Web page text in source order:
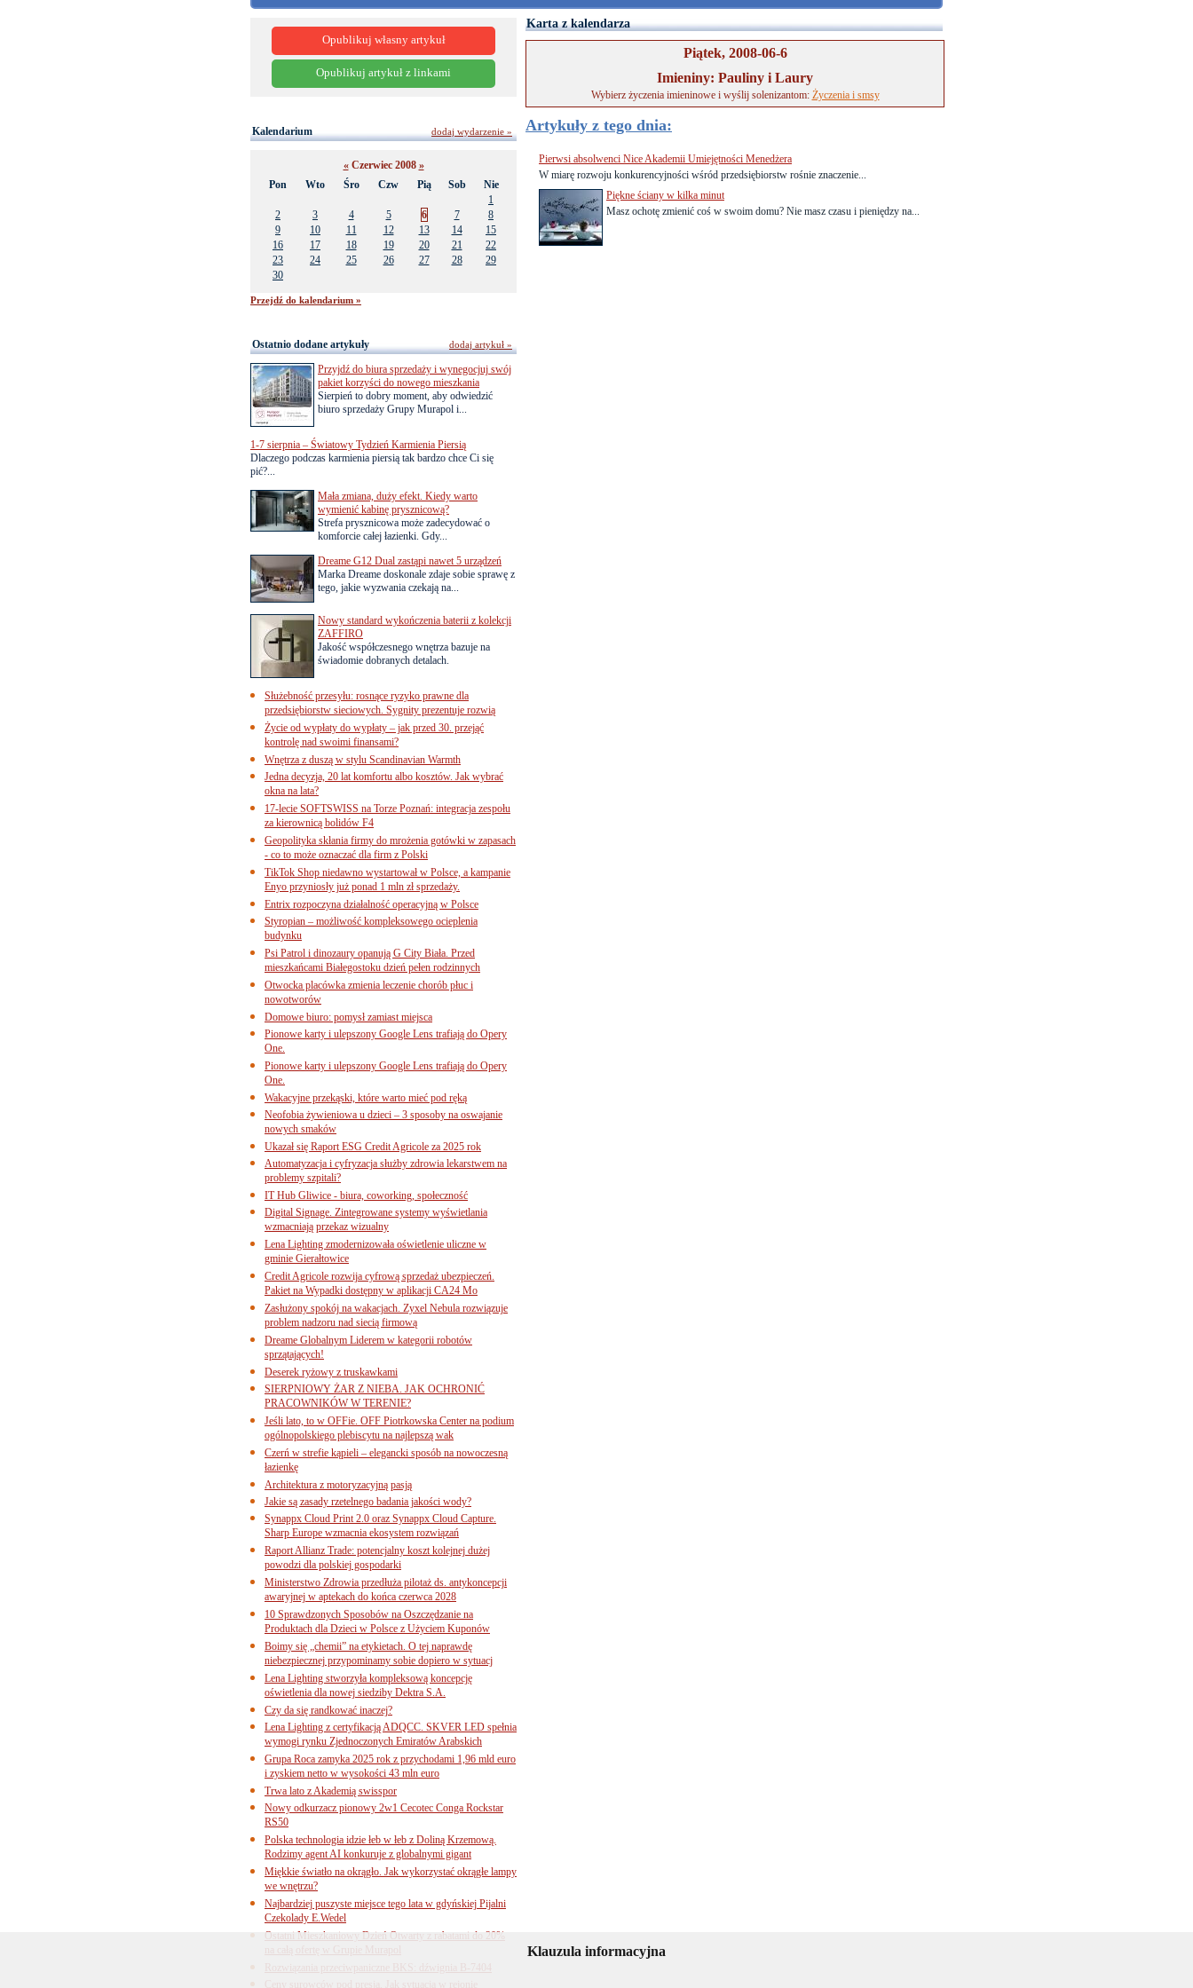
Karta z kalendarza
Piątek, 2008-06-6
Imieniny: Pauliny i Laury
Wybierz życzenia imieninowe i wyślij solenizantom: Życzenia i smsy
Artykuły z tego dnia:
Pierwsi absolwenci Nice Akademii Umiejętności Menedżera
W miarę rozwoju konkurencyjności wśród przedsiębiorstw rośnie znaczenie...
Piękne ściany w kilka minut
Masz ochotę zmienić coś w swoim domu? Nie masz czasu i pieniędzy na...
Opublikuj własny artykuł
Opublikuj artykuł z linkami
Kalendarium
«Czerwiec 2008 »
Pon
Wto Śro Czw Pią Sob
Nie
1
2
3 4 5 6 7
8
9
10 11 12 13 14
15
16
17 18 19 20 21
22
23
24 25 26 27 28
29
30
Przejdź do kalendarium »
dodaj wydarzenie »
Ostatnio dodane artykuły
Przyjdź do biura sprzedaży i wynegocjuj swój
pakiet korzyści do nowego mieszkania
Sierpień to dobry moment, aby odwiedzić
biuro sprzedaży Grupy Murapol i...
1-7 sierpnia – Światowy Tydzień Karmienia Piersią
Dlaczego podczas karmienia piersią tak bardzo chce Ci się
pić?...
Mała zmiana, duży efekt. Kiedy warto
wymienić kabinę prysznicową?
Strefa prysznicowa może zadecydować o
komforcie całej łazienki. Gdy...
Dreame G12 Dual zastąpi nawet 5 urządzeń
Marka Dreame doskonale zdaje sobie sprawę z
tego, jakie wyzwania czekają na...
Nowy standard wykończenia baterii z kolekcji
ZAFFIRO
Jakość współczesnego wnętrza bazuje na
świadomie dobranych detalach.
Służebność przesyłu: rosnące ryzyko prawne dla
przedsiębiorstw sieciowych. Sygnity prezentuje rozwią
Życie od wypłaty do wypłaty – jak przed 30. przejąć
kontrolę nad swoimi finansami?
Wnętrza z duszą w stylu Scandinavian Warmth
Jedna decyzja, 20 lat komfortu albo kosztów. Jak wybrać
okna na lata?
17-lecie SOFTSWISS na Torze Poznań: integracja zespołu
za kierownicą bolidów F4
Geopolityka skłania firmy do mrożenia gotówki w zapasach
- co to może oznaczać dla firm z Polski
TikTok Shop niedawno wystartował w Polsce, a kampanie
Enyo przyniosły już ponad 1 mln zł sprzedaży.
Entrix rozpoczyna działalność operacyjną w Polsce
Styropian – możliwość kompleksowego ocieplenia
budynku
Psi Patrol i dinozaury opanują G City Biała. Przed
mieszkańcami Białegostoku dzień pełen rodzinnych
Otwocka placówka zmienia leczenie chorób płuc i
nowotworów
Domowe biuro: pomysł zamiast miejsca
Pionowe karty i ulepszony Google Lens trafiają do Opery
One.
Pionowe karty i ulepszony Google Lens trafiają do Opery
One.
Wakacyjne przekąski, które warto mieć pod ręką
Neofobia żywieniowa u dzieci – 3 sposoby na oswajanie
nowych smaków
Ukazał się Raport ESG Credit Agricole za 2025 rok
Automatyzacja i cyfryzacja służby zdrowia lekarstwem na
problemy szpitali?
IT Hub Gliwice - biura, coworking, społeczność
Digital Signage. Zintegrowane systemy wyświetlania
wzmacniają przekaz wizualny
Lena Lighting zmodernizowała oświetlenie uliczne w
gminie Gierałtowice
Credit Agricole rozwija cyfrową sprzedaż ubezpieczeń.
Pakiet na Wypadki dostępny w aplikacji CA24 Mo
Zasłużony spokój na wakacjach. Zyxel Nebula rozwiązuje
problem nadzoru nad siecią firmową
Dreame Globalnym Liderem w kategorii robotów
sprzątających!
Deserek ryżowy z truskawkami
SIERPNIOWY ŻAR Z NIEBA. JAK OCHRONIĆ
PRACOWNIKÓW W TERENIE?
Jeśli lato, to w OFFie. OFF Piotrkowska Center na podium
ogólnopolskiego plebiscytu na najlepszą wak
Czerń w strefie kąpieli – elegancki sposób na nowoczesną
łazienkę
Architektura z motoryzacyjną pasją
Jakie są zasady rzetelnego badania jakości wody?
Synappx Cloud Print 2.0 oraz Synappx Cloud Capture.
Sharp Europe wzmacnia ekosystem rozwiązań
Raport Allianz Trade: potencjalny koszt kolejnej dużej
powodzi dla polskiej gospodarki
Ministerstwo Zdrowia przedłuża pilotaż ds. antykoncepcji
awaryjnej w aptekach do końca czerwca 2028
10 Sprawdzonych Sposobów na Oszczędzanie na
Produktach dla Dzieci w Polsce z Użyciem Kuponów
Boimy się „chemii” na etykietach. O tej naprawdę
niebezpiecznej przypominamy sobie dopiero w sytuacj
Lena Lighting stworzyła kompleksową koncepcję
oświetlenia dla nowej siedziby Dektra S.A.
Czy da się randkować inaczej?
Lena Lighting z certyfikacją ADQCC. SKVER LED spełnia
wymogi rynku Zjednoczonych Emiratów Arabskich
Grupa Roca zamyka 2025 rok z przychodami 1,96 mld euro
i zyskiem netto w wysokości 43 mln euro
Trwa lato z Akademią swisspor
Nowy odkurzacz pionowy 2w1 Cecotec Conga Rockstar
RS50
Polska technologia idzie łeb w łeb z Doliną Krzemową.
Rodzimy agent AI konkuruje z globalnymi gigant
Miękkie światło na okrągło. Jak wykorzystać okrągłe lampy
we wnętrzu?
Najbardziej puszyste miejsce tego lata w gdyńskiej Pijalni
Czekolady E.Wedel
Ostatni Mieszkaniowy Dzień Otwarty z rabatami do 20%
na całą ofertę w Grupie Murapol
Rozwiązania przeciwpaniczne BKS: dźwignia B-7404
Ceny surowców pod presją. Jak sytuacja w rejonie
dodaj artykuł »
Klauzula informacyjna